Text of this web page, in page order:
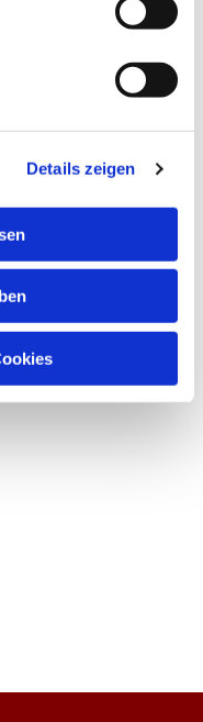
Details zeigen